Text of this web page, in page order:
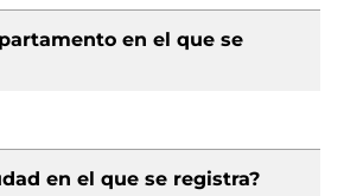
en el que se
en el que se registra?